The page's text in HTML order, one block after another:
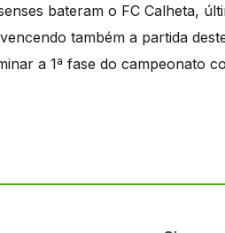
bateram o FC Calheta,
também a partida
a 1ª fase do campeonato